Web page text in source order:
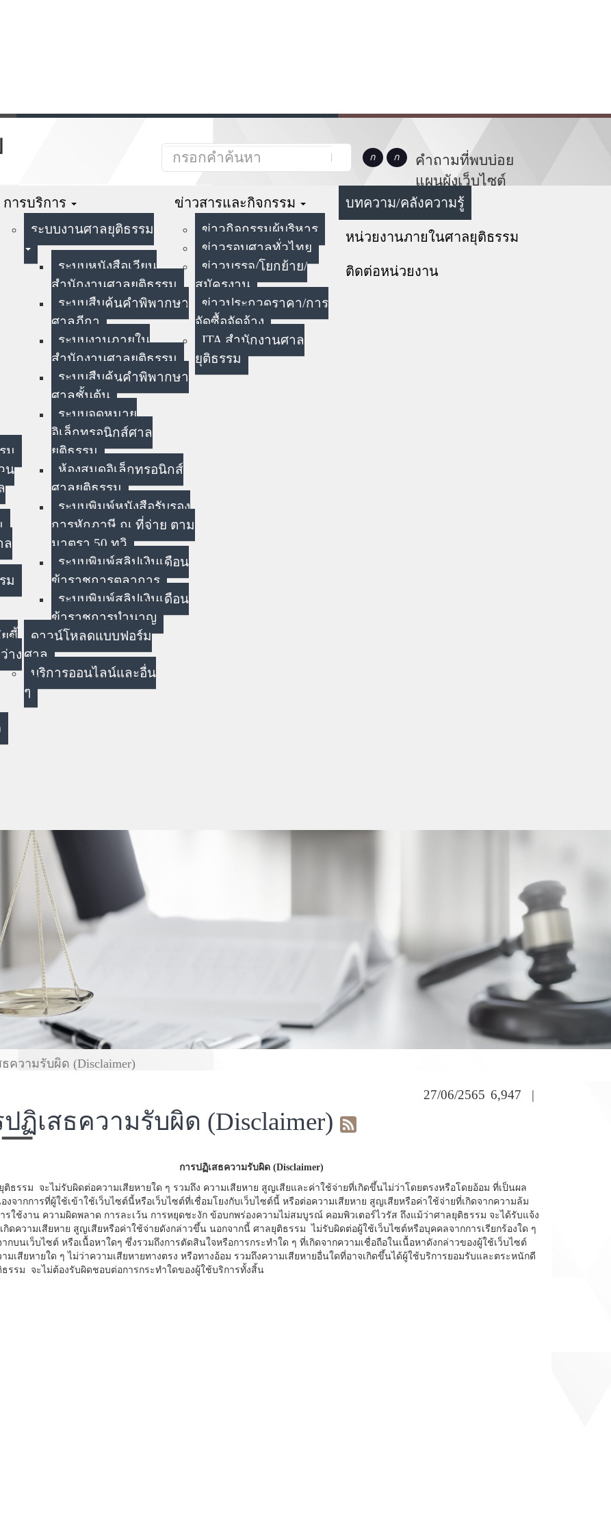
คำถามที่พบบ่อย
แผนผังเว็บไซต์
ม
น
ล
ม
ขี้
าง
การบริการ
ระบบงานศาลยุติธรรม
ระบบหนังสือเวียน
สำนักงานศาลยุติธรรม
ระบบสืบค้นคำพิพากษา
ศาลฎีกา
ระบบงานภายใน
สำนักงานศาลยุติธรรม
ระบบสืบค้นคำพิพากษา
ศาลชั้นต้น
ระบบจดหมาย
อิเล็กทรอนิกส์ศาล
ยุติธรรม
ห้องสมุดอิเล็กทรอนิกส์
ศาลยุติธรรม
ระบบพิมพ์หนังสือรับรอง
การหักภาษี ณ ที่จ่าย ตาม
มาตรา 50 ทวิ
ระบบพิมพ์สลิปเงินเดือน
ข้าราชการตุลาการ
ระบบพิมพ์สลิปเงินเดือน
ข้าราชการบำนาญ
ดาวน์โหลดแบบฟอร์ม
ศาล
บริการออนไลน์และอื่น
ๆ
ข่าวสารและกิจกรรม
ข่าวกิจกรรมผู้บริหาร
ข่าวรอบศาลทั่วไทย
ข่าวบรรจุ/โยกย้าย/
สมัครงาน
ข่าวประกวดราคา/การ
จัดซื้อจัดจ้าง
ITA สำนักงานศาล
ยุติธรรม
บทความ/คลังความรู้
หน่วยงานภายในศาลยุติธรรม
ติดต่อหน่วยงาน
ความรับผิด (Disclaimer)
ฏิเสธความรับผิด (Disclaimer)
27/06/2565 6,947 |
การปฏิเสธความรับผิด (Disclaimer)
รม จะไม่รับผิดต่อความเสียหายใด ๆ รวมถึง ความเสียหาย สูญเสียและค่าใช้จ่ายที่เกิดขึ้นไม่ว่าโดยตรงหรือโดยอ้อม ที่เป็นผล
งจากการที่ผู้ใช้เข้าใช้เว็บไซต์นี้หรือเว็บไซต์ที่เชื่อมโยงกับเว็บไซต์นี้ หรือต่อความเสียหาย สูญเสียหรือค่าใช้จ่ายที่เกิดจากความล้ม
รใช้งาน ความผิดพลาด การละเว้น การหยุดชะงัก ข้อบกพร่องความไม่สมบูรณ์ คอมพิวเตอร์ไวรัส ถึงแม้ว่าศาลยุติธรรม จะได้รับแจ้ง
กิดความเสียหาย สูญเสียหรือค่าใช้จ่ายดังกล่าวขึ้น นอกจากนี้ ศาลยุติธรรม ไม่รับผิดต่อผู้ใช้เว็บไซต์หรือบุคคลจากการเรียกร้องใด ๆ
กบนเว็บไซต์ หรือเนื้อหาใดๆ ซึ่งรวมถึงการตัดสินใจหรือการกระทำใด ๆ ที่เกิดจากความเชื่อถือในเนื้อหาดังกล่าวของผู้ใช้เว็บไซต์
มเสียหายใด ๆ ไม่ว่าความเสียหายทางตรง หรือทางอ้อม รวมถึงความเสียหายอื่นใดที่อาจเกิดขึ้นได้ผู้ใช้บริการยอมรับและตระหนักดี
ธรรม จะไม่ต้องรับผิดชอบต่อการกระทำใดของผู้ใช้บริการทั้งสิ้น